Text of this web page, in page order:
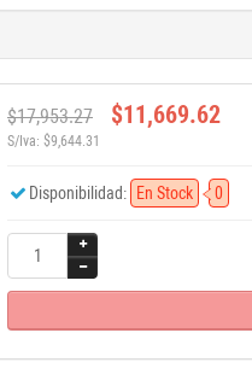
$17,953.27 $11,669.62
S/Iva: $9,644.31
Disponibilidad: En Stock 0